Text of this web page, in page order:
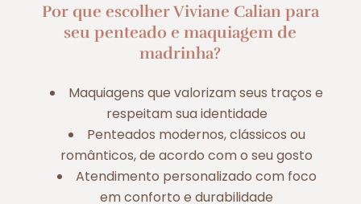
Por que escolher Viviane Calian para
seu penteado e maquiagem de
madrinha?
Maquiagens que valorizam seus traços e
respeitam sua identidade
Penteados modernos, clássicos ou
românticos, de acordo com o seu gosto
Atendimento personalizado com foco
em conforto e durabilidade